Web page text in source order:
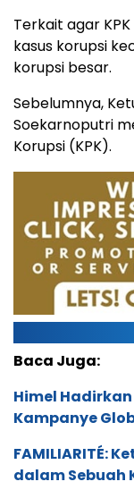
Terkait agar
kasus korupsi
korupsi besar.
Sebelumnya,
Soekarnoputri
Korupsi (KPK).
Baca Juga:
Himel
Kampanye
FAMILIARITÉ:
dalam Sebuah